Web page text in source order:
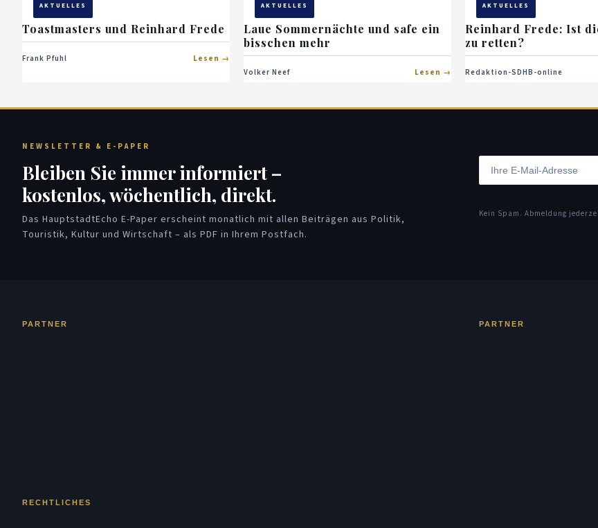
AKTUELLES
Toastmasters und Reinhard Frede
Frank Pfuhl Lesen
AKTUELLES
Laue Sommernächte und safe ein
bisschen mehr
Volker Neef Lesen
AKTUELLES
Reinhard Frede: Ist
zu retten?
Redaktion-SDHB-online
NEWSLETTER & E-PAPER
Bleiben Sie immer informiert –
kostenlos, wöchentlich, direkt.
Das HauptstadtEcho E-Paper erscheint monatlich mit allen Beiträgen aus Politik,
Touristik, Kultur und Wirtschaft – als PDF in Ihrem Postfach.
Kein Spam. Abmeldung
PARTNER PARTNER
RECHTLICHES